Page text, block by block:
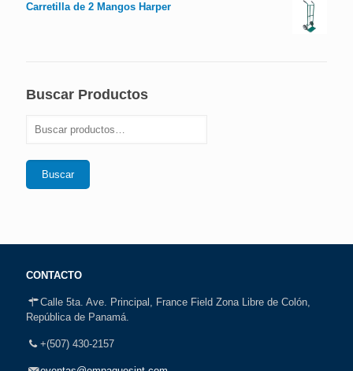
Carretilla de 2 Mangos Harper
Buscar Productos
Buscar
CONTACTO
Calle 5ta. Ave. Principal, France Field Zona Libre de Colón,
República de Panamá.
+(507) 430-2157